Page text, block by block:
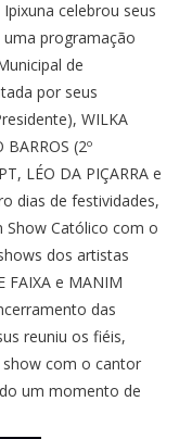
celebrou seus
programação
de
por seus
WILKA
(2º
LÉO DA PIÇARRA e
dias de festividades,
Show Católico com o
dos artistas
FAIXA e MANIM
das
reuniu os fiéis,
show com o cantor
um momento de